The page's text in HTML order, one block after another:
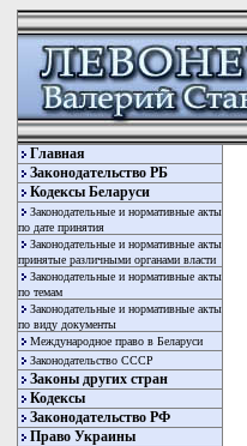
Главная
Законодательство РБ
Кодексы Беларуси
Законодательные и нормативные акты
по дате принятия
Законодательные и нормативные акты
принятые различными органами власти
Законодательные и нормативные акты
по темам
Законодательные и нормативные акты
по виду документы
Международное право в Беларуси
Законодательство СССР
Законы других стран
Кодексы
Законодательство РФ
Право Украины